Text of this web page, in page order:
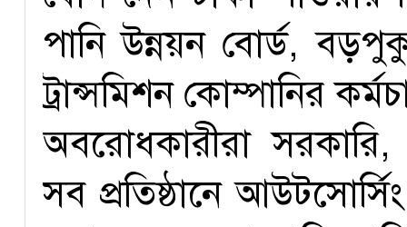
পানি উন্নয়ন বোর্ড,
ট্রান্সমিশন কোম্পানির
অবরোধকারীরা সরকারি,
সব প্রতিষ্ঠানে